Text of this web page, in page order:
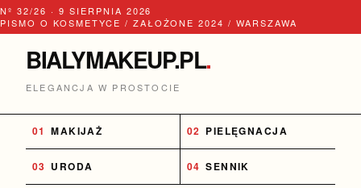
Nº 32/26 · 9 SIERPNIA 2026
PISMO O KOSMETYCE / ZAŁOŻONE 2024 / WARSZAWA
BIALYMAKEUP.PL.
ELEGANCJA W PROSTOCIE
MAKIJAŻ PIELĘGNACJA
URODA SENNIK